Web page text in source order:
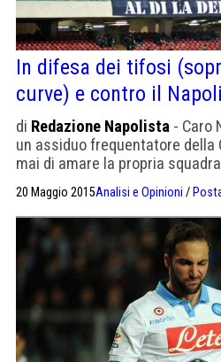
In difesa dei tifosi
curve) e contro il
di Redazione Napolista - Caro
un assiduo frequentatore della
mai di amare la propria
riuscireste persino a
maglia jeans è la vera maglia
azzurra non si vede […]
20 Maggio 2015Analisi e Opinioni /